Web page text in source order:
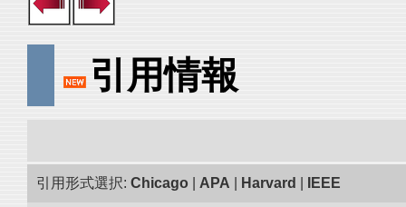
引用情報
引用形式選択: Chicago APA Harvard IEEE